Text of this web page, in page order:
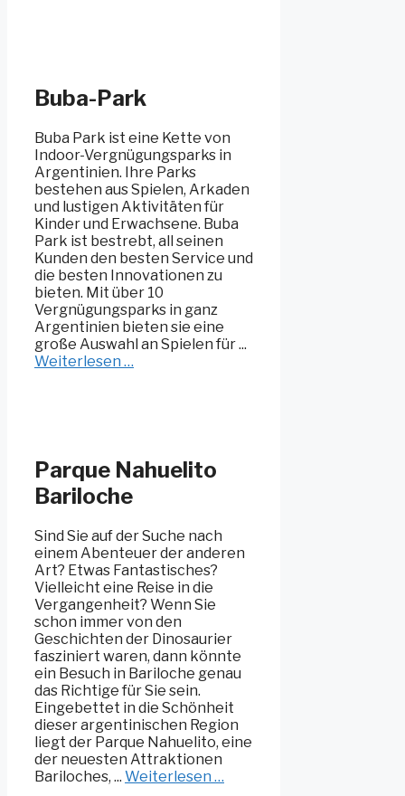
Buba-Park
Buba Park ist eine Kette von
Indoor-Vergnügungsparks in
Argentinien. Ihre Parks
bestehen aus Spielen, Arkaden
und lustigen Aktivitäten für
Kinder und Erwachsene. Buba
Park ist bestrebt, all seinen
Kunden den besten Service und
die besten Innovationen zu
bieten. Mit über 10
Vergnügungsparks in ganz
Argentinien bieten sie eine
große Auswahl an Spielen für ...
Weiterlesen …
Parque Nahuelito
Bariloche
Sind Sie auf der Suche nach
einem Abenteuer der anderen
Art? Etwas Fantastisches?
Vielleicht eine Reise in die
Vergangenheit? Wenn Sie
schon immer von den
Geschichten der Dinosaurier
fasziniert waren, dann könnte
ein Besuch in Bariloche genau
das Richtige für Sie sein.
Eingebettet in die Schönheit
dieser argentinischen Region
liegt der Parque Nahuelito, eine
der neuesten Attraktionen
Bariloches, ... Weiterlesen …